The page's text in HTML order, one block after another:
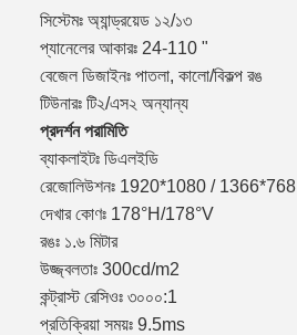
সিস্টেমঃ অ্যান্ড্রয়েড ১২/১৩
প্যানেলের আকারঃ 24-110 "
বেজেল ডিজাইনঃ পাতলা, কালো/বিকল্প রঙ
টিউনারঃ টি২/এস২ অন্যান্য
প্রদর্শন পরামিতি
ব্যাকলাইটঃ ডিএলইডি
রেজোলিউশনঃ 1920*1080 / 1366*768
দেখার কোণঃ 178°H/178°V
রঙঃ ১.৬ মিটার
উজ্জ্বলতাঃ 300cd/m2
কন্ট্রাস্ট রেসিওঃ ৩০০০:1
প্রতিক্রিয়া সময়ঃ 9.5ms